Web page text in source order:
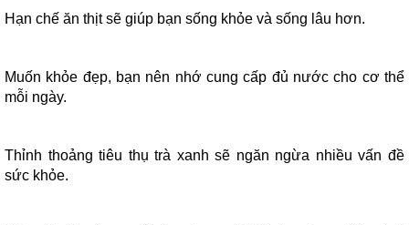
Hạn chế ăn thịt sẽ giúp bạn sống khỏe và sống lâu hơn.
Muốn khỏe đẹp, bạn nên nhớ cung cấp đủ nước cho cơ thể
mỗi ngày.
Thỉnh thoảng tiêu thụ trà xanh sẽ ngăn ngừa nhiều vấn đề
sức khỏe.